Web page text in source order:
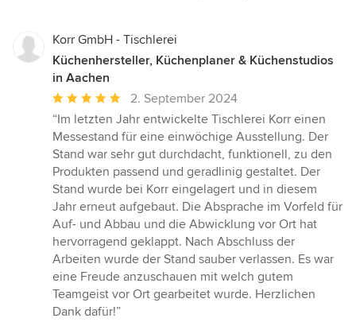
Korr GmbH - Tischlerei
Küchenhersteller, Küchenplaner & Küchenstudios
in Aachen
Durchschnittliche
Bewertung:
5
von
5
Sternen
2. September 2024
“Im letzten Jahr entwickelte Tischlerei Korr einen
Messestand für eine einwöchige Ausstellung. Der
Stand war sehr gut durchdacht, funktionell, zu den
Produkten passend und geradlinig gestaltet. Der
Stand wurde bei Korr eingelagert und in diesem
Jahr erneut aufgebaut. Die Absprache im Vorfeld für
Auf- und Abbau und die Abwicklung vor Ort hat
hervorragend geklappt. Nach Abschluss der
Arbeiten wurde der Stand sauber verlassen. Es war
eine Freude anzuschauen mit welch gutem
Teamgeist vor Ort gearbeitet wurde. Herzlichen
Dank dafür!”